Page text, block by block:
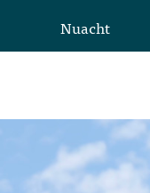
Nuacht